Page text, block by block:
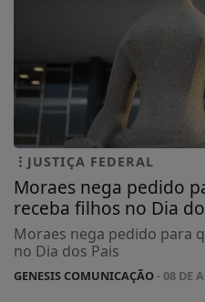
JUSTIÇA FEDERAL
Moraes nega pedido
receba filhos no Dia
Moraes nega pedido para
no Dia dos Pais
GENESIS COMUNICAÇÃO- 08 DE